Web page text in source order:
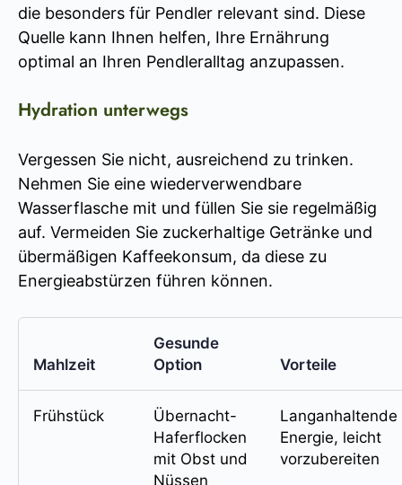
die besonders für Pendler relevant sind. Diese
Quelle kann Ihnen helfen, Ihre Ernährung
optimal an Ihren Pendleralltag anzupassen.
Hydration unterwegs
Vergessen Sie nicht, ausreichend zu trinken.
Nehmen Sie eine wiederverwendbare
Wasserflasche mit und füllen Sie sie regelmäßig
auf. Vermeiden Sie zuckerhaltige Getränke und
übermäßigen Kaffeekonsum, da diese zu
Energieabstürzen führen können.
Mahlzeit
Gesunde
Option
Vorteile
Frühstück
Übernacht-
Haferflocken
mit Obst und
Nüssen
Langanhaltende
Energie, leicht
vorzubereiten